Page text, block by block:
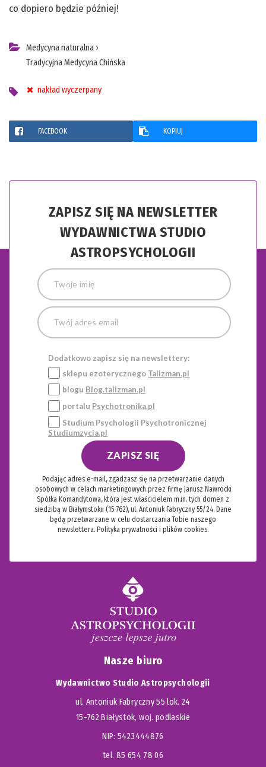
co dopiero będzie później!
Medycyna naturalna ›
Tradycyjna Medycyna Chińska
nakład wyczerpany
FACEBOOK KOPIUJ
ZAPISZ SIĘ NA NEWSLETTER
WYDAWNICTWA STUDIO
ASTROPSYCHOLOGII
Dodatkowo zapisz się na newslettery:
sklepu ezoterycznego Talizman.pl
blogu Blog.talizman.pl
portalu Psychotronika.pl
Studium Psychologii Psychotronicznej
Studiumzycia.pl
ZAPISZ SIĘ
Podając adres e-mail, zgadzasz się na przetwarzanie danych
osobowych w celach marketingowych przez firmę Janusz Nawrocki
Spółka Komandytowa, która jest właścicielem m.in. tych domen z
siedzibą w Białymstoku (15-762), ul. Antoniuk Fabryczny 55/24. Dane
będą przetwarzane w celu dostarczania Tobie naszego
newslettera. Polityka prywatności i plików cookies.
Nasze biuro
Wydawnictwo Studio Astropsychologii
ul. Antoniuk Fabryczny 55 lok. 24
15-762 Białystok, woj. podlaskie
NIP: 5423444876
tel. 85 654 78 06